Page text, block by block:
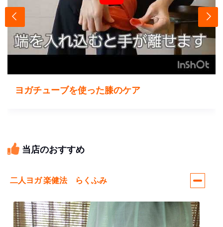
ヨガチューブを使った膝のケア
当店のおすすめ
二人ヨガ 楽健法 らくふみ